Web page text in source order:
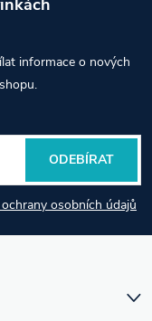
informace o nových
osobních údajů
ODEBÍRAT